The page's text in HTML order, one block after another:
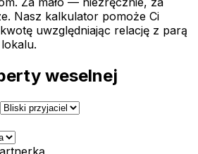
Nasz kalkulator pomoże Ci
uwzględniając relację z parą
weselnej